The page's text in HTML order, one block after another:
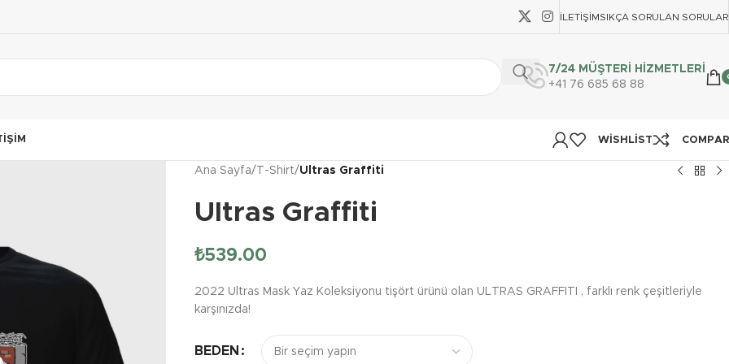
İLETIŞIMSIKÇA SORULAN SORULAR
7/24 MÜŞTERİ HİZMETLERİ
+41 76 685 68 88
WISHLIST
Ana Sayfa/ T-Shirt/Ultras Graffiti
Ultras Graffiti
₺539.00
2022 Ultras Mask Yaz Koleksiyonu tişört ürünü olan ULTRAS GRAFFITI , farklı renk çeşitleriyle
karşınızda!
BEDEN